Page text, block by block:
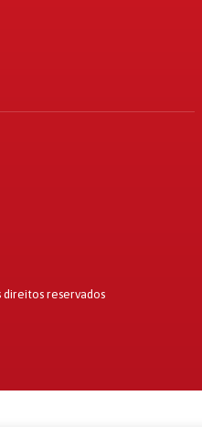
direitos reservados